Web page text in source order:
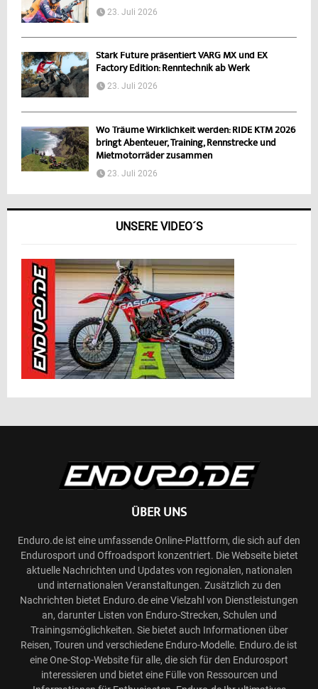
23. Juli 2026
Stark Future präsentiert VARG MX und EX
Factory Edition: Renntechnik ab Werk
23. Juli 2026
Wo Träume Wirklichkeit werden: RIDE KTM 2026
bringt Abenteuer, Training, Rennstrecke und
Mietmotorräder zusammen
23. Juli 2026
UNSERE VIDEO´S
ÜBER UNS
Enduro.de ist eine umfassende Online-Plattform, die sich auf den
Endurosport und Offroadsport konzentriert. Die Webseite bietet
aktuelle Nachrichten und Updates von regionalen, nationalen
und internationalen Veranstaltungen. Zusätzlich zu den
Nachrichten bietet Enduro.de eine Vielzahl von Dienstleistungen
an, darunter Listen von Enduro-Strecken, Schulen und
Trainingsmöglichkeiten. Sie bietet auch Informationen über
Reisen, Touren und verschiedene Enduro-Modelle. Enduro.de ist
eine One-Stop-Website für alle, die sich für den Endurosport
interessieren und bietet eine Fülle von Ressourcen und